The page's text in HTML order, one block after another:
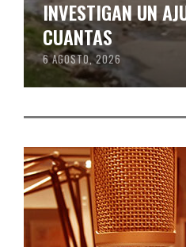
INVESTIGAN UN
CUANTAS
6 AGOSTO, 2026